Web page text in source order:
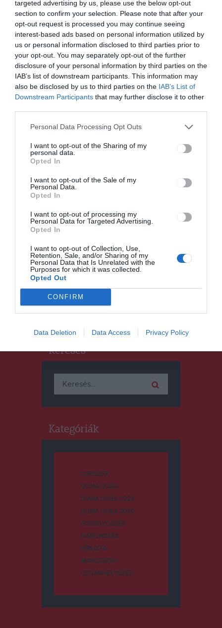
targeted advertising by us, please use the below opt-out
section to confirm your selection. Please note that after your
opt-out request is processed you may continue seeing
interest-based ads based on personal information utilized by
us or personal information disclosed to third parties prior to
your opt-out. You may separately opt-out of the further
disclosure of your personal information by third parties on the
IAB’s list of downstream participants. This information may
also be disclosed by us to third parties on the IAB’s List of
Downstream Participants that may further disclose it to other
Personal Data Processing Opt Outs
I want to opt-out of the Sharing of my
personal data.
Opted In
I want to opt-out of the Sale of my
Personal Data.
Opted In
I want to opt-out of processing my
Personal Data for Targeted Advertising.
Opted In
I want to opt-out of Collection, Use,
Retention, Sale, and/or Sharing of my
Personal Data that Is Unrelated with the
Purposes for which it was collected.
Opted Out
CONFIRM
Data Deletion Data Access Privacy Policy
óta 243
medvét
lőttek ki
engedéllyel
elkövetkező
rövid
időintervall
umban
nagyon sok
jogosítvány
jár le
Ez is érdekelheti
HÍRLISTA ,UDVARHELYSZÉK
Egymillió csillag a
nélkülözőkért szolidaritási
HÍRLISTA
Nincs koronavírusos beteg a
kórházban
Keresés
Keresés:
Kategóriák
CSÍKSZÉK
DUMA DUBA
DUMA DUBA 2024
DUMA DUBA 2026
GYERGYÓSZÉK
HÁROMSZÉK
HÍRLISTA
MAROSSZÉK
UDVARHELYSZÉK